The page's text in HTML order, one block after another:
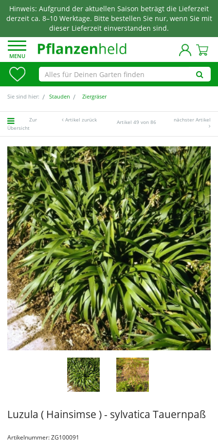
Hinweis: Aufgrund der aktuellen Saison beträgt die Lieferzeit
derzeit ca. 8–10 Werktage. Bitte bestellen Sie nur, wenn Sie mit
dieser Lieferzeit einverstanden sind.
MENU
Sie sind hier: Stauden Ziergräser
Zur
Übersicht
Artikel zurück Artikel 49 von 86 nächster Artikel
Luzula ( Hainsimse ) - sylvatica Tauernpaß
Artikelnummer: ZG100091